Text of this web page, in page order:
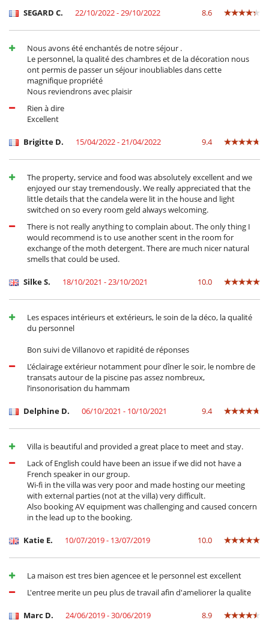
SEGARD C. 22/10/2022 - 29/10/2022 8.6
Nous avons été enchantés de notre séjour .
Le personnel, la qualité des chambres et de la décoration nous
ont permis de passer un séjour inoubliables dans cette
magnifique propriété
Nous reviendrons avec plaisir
Rien à dire
Excellent
Brigitte D. 15/04/2022 - 21/04/2022 9.4
The property, service and food was absolutely excellent and we
enjoyed our stay tremendously. We really appreciated that the
little details that the candela were lit in the house and light
switched on so every room geld always welcoming.
There is not really anything to complain about. The only thing I
would recommend is to use another scent in the room for
exchange of the moth detergent. There are much nicer natural
smells that could be used.
Silke S. 18/10/2021 - 23/10/2021 10.0
Les espaces intérieurs et extérieurs, le soin de la déco, la qualité
du personnel
Bon suivi de Villanovo et rapidité de réponses
L’éclairage extérieur notamment pour dîner le soir, le nombre de
transats autour de la piscine pas assez nombreux,
l’insonorisation du hammam
Delphine D. 06/10/2021 - 10/10/2021 9.4
Villa is beautiful and provided a great place to meet and stay.
Lack of English could have been an issue if we did not have a
French speaker in our group.
Wi-fi in the villa was very poor and made hosting our meeting
with external parties (not at the villa) very difficult.
Also booking AV equipment was challenging and caused concern
in the lead up to the booking.
Katie E. 10/07/2019 - 13/07/2019 10.0
La maison est tres bien agencee et le personnel est excellent
L'entree merite un peu plus de travail afin d'ameliorer la qualite
Marc D. 24/06/2019 - 30/06/2019 8.9